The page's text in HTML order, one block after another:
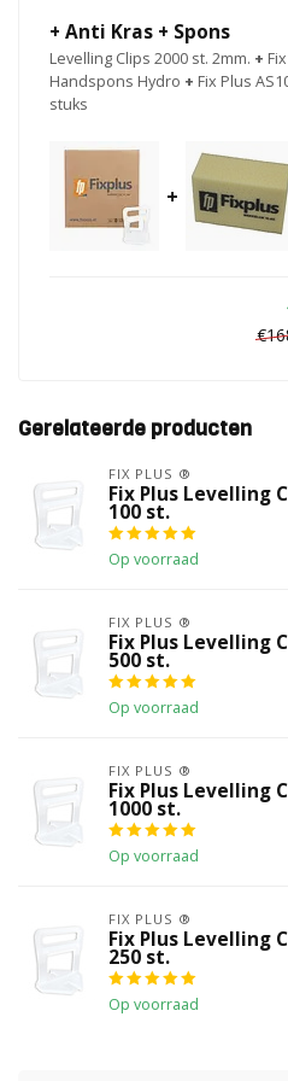
Serge Moolenaar
Geplaatst op 3 Mei 2023 at 12:30
raf Janssen
Geplaatst op 6 Oktober 2022 at
J Grashuis
Geplaatst op 12 Juli 2022 at 18:43
Doet wat het moet doen. Sterk
Kevin Strube
Geplaatst op 19 Januari 2022 at
Materiaal is heel degelijk
Kevin Briene
Geplaatst op 27 December 2021 at
Het is een super systeem zelfs
Jeffrey Van der kroft
Geplaatst op 1 December 2021 at
Super goed
+ Anti Kras + Spons
Levelling Clips 2000 st. 2mm. +
Handspons Hydro + Fix Plus
stuks
+
Gerelateerde producten
FIX PLUS ®
Fix Plus Levelling
100 st.
Op voorraad
FIX PLUS ®
Fix Plus Levelling
500 st.
Op voorraad
FIX PLUS ®
Fix Plus Levelling
1000 st.
Op voorraad
FIX PLUS ®
Fix Plus Levelling
250 st.
Op voorraad